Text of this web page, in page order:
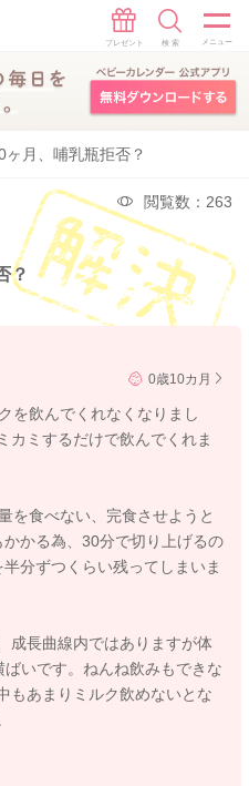
ヶ月、哺乳瓶拒否？
閲覧数：263
？
0歳10カ月
を飲んでくれなくなりまし
カミするだけで飲んでくれま
を食べない、完食させようと
かる為、30分で切り上げるの
分ずつくらい残ってしまいま
成長曲線内ではありますが体
いです。ねんね飲みもできな
もあまりミルク飲めないとな